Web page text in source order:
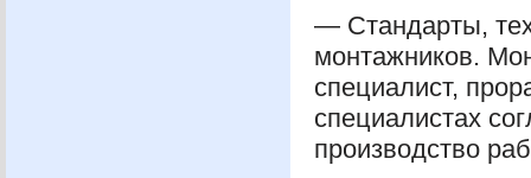
— Стандарты,
монтажников.
специалист,
специалистах
производство